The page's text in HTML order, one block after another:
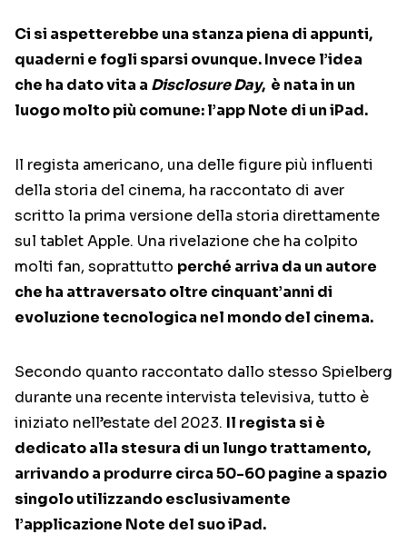
Ci si aspetterebbe una stanza piena di appunti,
quaderni e fogli sparsi ovunque. Invece l’idea
che ha dato vita a Disclosure Day, è nata in un
luogo molto più comune: l’app Note di un iPad.
Il regista americano, una delle figure più influenti
della storia del cinema, ha raccontato di aver
scritto la prima versione della storia direttamente
sul tablet Apple. Una rivelazione che ha colpito
molti fan, soprattutto perché arriva da un autore
che ha attraversato oltre cinquant’anni di
evoluzione tecnologica nel mondo del cinema.
Secondo quanto raccontato dallo stesso Spielberg
durante una recente intervista televisiva, tutto è
iniziato nell’estate del 2023. Il regista si è
dedicato alla stesura di un lungo trattamento,
arrivando a produrre circa 50-60 pagine a spazio
singolo utilizzando esclusivamente
l’applicazione Note del suo iPad.